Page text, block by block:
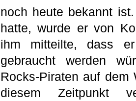
noch heute bekannt
hatte, wurde er von
ihm mitteilte, dass
gebraucht werden
Rocks-Piraten auf dem
diesem Zeitpunkt